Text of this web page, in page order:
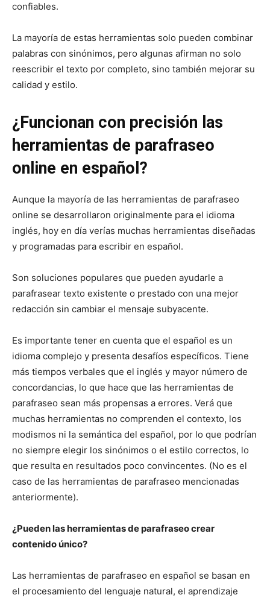
confiables.
La mayoría de estas herramientas solo pueden combinar
palabras con sinónimos, pero algunas afirman no solo
reescribir el texto por completo, sino también mejorar su
calidad y estilo.
¿Funcionan con precisión las
herramientas de parafraseo
online en español?
Aunque la mayoría de las herramientas de parafraseo
online se desarrollaron originalmente para el idioma
inglés, hoy en día verías muchas herramientas diseñadas
y programadas para escribir en español.
Son soluciones populares que pueden ayudarle a
parafrasear texto existente o prestado con una mejor
redacción sin cambiar el mensaje subyacente.
Es importante tener en cuenta que el español es un
idioma complejo y presenta desafíos específicos. Tiene
más tiempos verbales que el inglés y mayor número de
concordancias, lo que hace que las herramientas de
parafraseo sean más propensas a errores. Verá que
muchas herramientas no comprenden el contexto, los
modismos ni la semántica del español, por lo que podrían
no siempre elegir los sinónimos o el estilo correctos, lo
que resulta en resultados poco convincentes. (No es el
caso de las herramientas de parafraseo mencionadas
anteriormente).
¿Pueden las herramientas de parafraseo crear
contenido único?
Las herramientas de parafraseo en español se basan en
el procesamiento del lenguaje natural, el aprendizaje